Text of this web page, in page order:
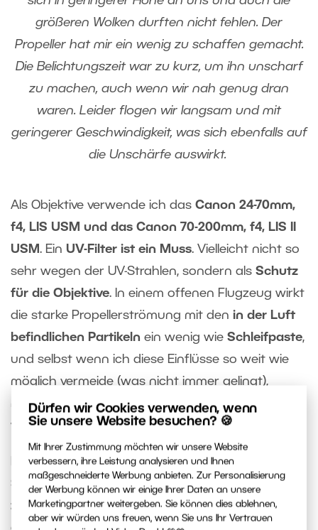
Dürfen wir Cookies verwenden, wenn
Sie unsere Website besuchen? 🍪
Mit Ihrer Zustimmung möchten wir unsere Website
verbessern, ihre Leistung analysieren und Ihnen
maßgeschneiderte Werbung anbieten. Zur Personalisierung
der Werbung können wir einige Ihrer Daten an unsere
Marketingpartner weitergeben. Sie können dies ablehnen,
aber wir würden uns freuen, wenn Sie uns Ihr Vertrauen
größeren Wolken durften nicht fehlen. Der
Propeller hat mir ein wenig zu schaffen gemacht.
Die Belichtungszeit war zu kurz, um ihn unscharf
zu machen, auch wenn wir nah genug dran
waren. Leider flogen wir langsam und mit
geringerer Geschwindigkeit, was sich ebenfalls auf
die Unschärfe auswirkt.
Als Objektive verwende ich das Canon 24-70mm,
f4, LIS USM und das Canon 70-200mm, f4, LIS II
USM. Ein UV-Filter ist ein Muss. Vielleicht nicht so
sehr wegen der UV-Strahlen, sondern als Schutz
für die Objektive. In einem offenen Flugzeug wirkt
die starke Propellerströmung mit den in der Luft
befindlichen Partikeln ein wenig wie Schleifpaste,
und selbst wenn ich diese Einflüsse so weit wie
möglich vermeide (was nicht immer gelingt),
müsste das Objektiv nach einiger Zeit entsorgt
werden.
Für Aufnahmen von Schlössern, Landschaften,
Staudämmen usw. verwende ich eine
zwischen 1/500 – 1/1000und manchmal setze ich